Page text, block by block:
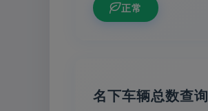
正常
名下车辆总数查询